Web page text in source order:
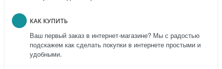
КАК КУПИТЬ
Ваш первый заказ в интернет-магазине? Мы с радостью
подскажем как сделать покупки в интернете простыми и
удобными.